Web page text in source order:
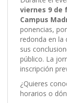
viernes 9 de
Campus
ponencias,
redonda en la
sus
público. La
inscripción
¿Quieres
horarios o